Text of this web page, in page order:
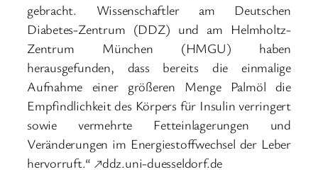
gebracht. Wissenschaftler am Deutschen
Diabetes-Zentrum (DDZ) und am Helmholtz-
Zentrum München (HMGU) haben
herausgefunden, dass bereits die einmalige
Aufnahme einer größeren Menge Palmöl die
Empfindlichkeit des Körpers für Insulin verringert
sowie vermehrte Fetteinlagerungen und
Veränderungen im Energiestoffwechsel der Leber
hervorruft.“ ↗ddz.uni-duesseldorf.de